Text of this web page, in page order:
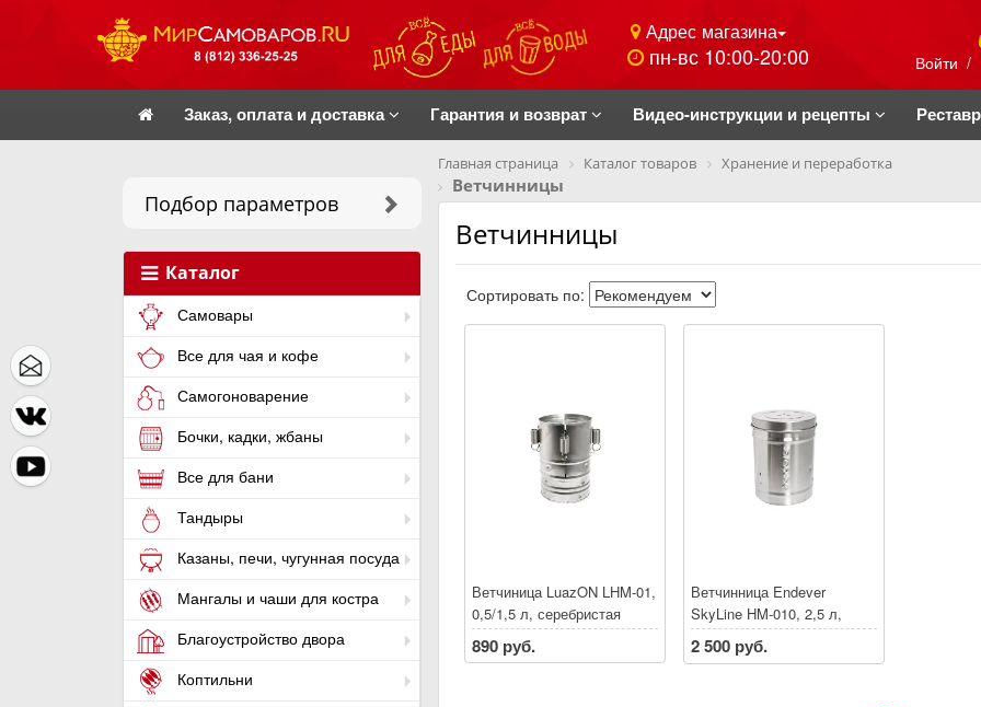
Адрес магазина
пн-вс 10:00-20:00 Войти /
Заказ, оплата и доставка Гарантия и возврат Видео-инструкции и рецепты
Подбор параметров
Каталог
Самовары
Все для чая и кофе
Самогоноварение
Бочки, кадки, жбаны
Все для бани
Тандыры
Казаны, печи, чугунная посуда
Мангалы и чаши для костра
Благоустройство двора
Коптильни
Главная страница Каталог товаров Хранение и переработка
Ветчинницы
Ветчинницы
Сортировать по:
Ветчиница LuazON LHM-01,
0,5/1,5 л, серебристая
890 руб.
Ветчинница Endever
SkyLine HM-010, 2,5 л,
нержавеющая сталь
2 500 руб.